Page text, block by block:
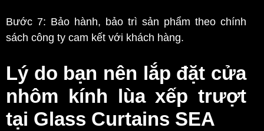
Bước 7: Bảo hành, bảo trì sản phẩm theo chính
sách công ty cam kết với khách hàng.
Lý do bạn nên lắp đặt cửa
nhôm kính lùa xếp trượt
tại Glass Curtains SEA